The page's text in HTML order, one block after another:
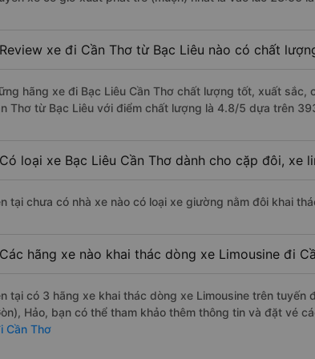
xe đi Cần Thơ từ Bạc Liêu nào có chất
hãng xe đi Bạc Liêu Cần Thơ chất lượng tốt, xuất sắc,
Thơ từ Bạc Liêu với điểm chất lượng là 4.8/5 dựa trên
loại xe Bạc Liêu Cần Thơ dành cho cặp đôi, xe
tại chưa có nhà xe nào có loại xe giường nằm đôi khai
hãng xe nào khai thác dòng xe Limousine đi
tại có 3 hãng xe khai thác dòng xe Limousine trên tuyến
Hảo, bạn có thể tham khảo thêm thông tin và đặt vé
Cần Thơ